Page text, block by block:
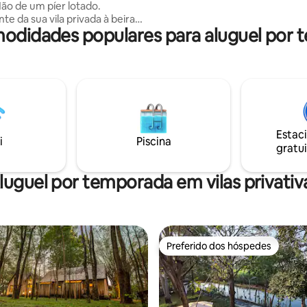
de um píer lotado.
da sua vila privada à beira
do Parque Nacional
🌄 Vistas do Parque
Erawan 🔥 Churrasco à beira-
jardim à beira-rio 🔒 Apenas
A aventura
populares para aluguel por
Piscina
por temporada em vilas
Preferido dos hóspedes
Preferido dos hóspedes